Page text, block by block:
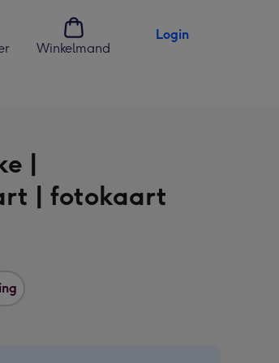
Winkelmand
Login
|
| fotokaart